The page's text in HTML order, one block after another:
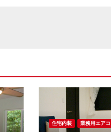
住宅内装 業務用エア